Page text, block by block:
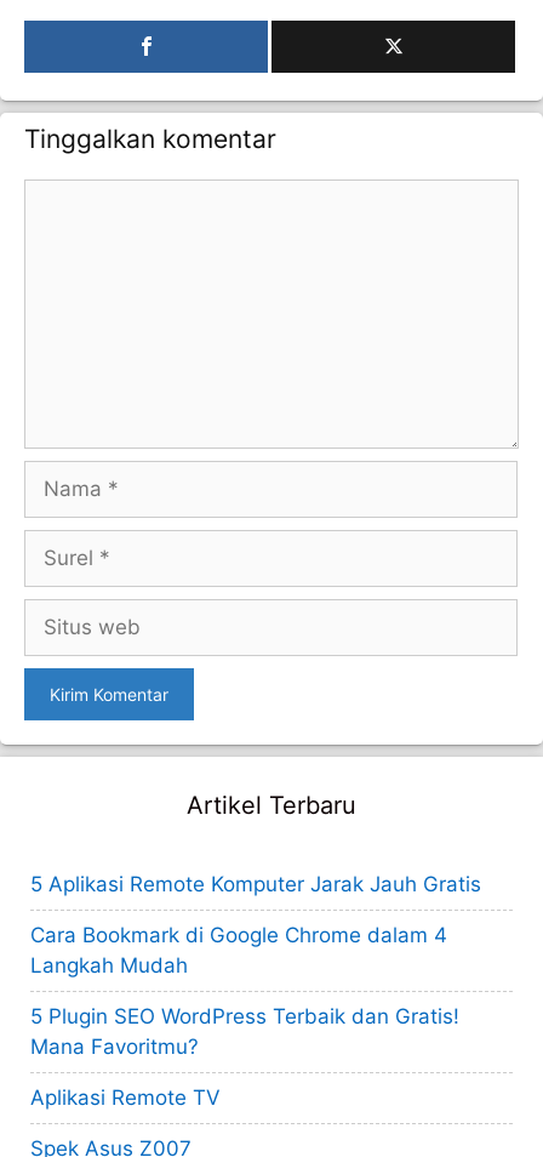
Tinggalkan komentar
web
Artikel Terbaru
5 Aplikasi Remote Komputer Jarak Jauh Gratis
Cara Bookmark di Google Chrome dalam 4
Langkah Mudah
5 Plugin SEO WordPress Terbaik dan Gratis!
Mana Favoritmu?
Aplikasi Remote TV
Spek Asus Z007